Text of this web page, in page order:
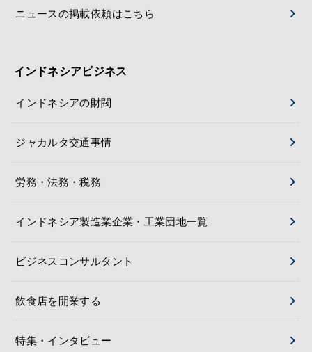
ニュースの掲載依頼はこちら
インドネシアビジネス
インドネシアの財閥
ジャカルタ交通事情
労務・法務・税務
インドネシア製造業企業・工業団地一覧
ビジネスコンサルタント
飲食店を開業する
特集・インタビュー